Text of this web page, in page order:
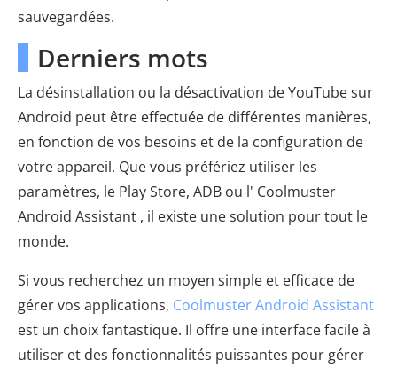
sauvegardées.
Derniers mots
La désinstallation ou la désactivation de YouTube sur
Android peut être effectuée de différentes manières,
en fonction de vos besoins et de la configuration de
votre appareil. Que vous préfériez utiliser les
paramètres, le Play Store, ADB ou l' Coolmuster
Android Assistant , il existe une solution pour tout le
monde.
Si vous recherchez un moyen simple et efficace de
gérer vos applications, Coolmuster Android Assistant
est un choix fantastique. Il offre une interface facile à
utiliser et des fonctionnalités puissantes pour gérer